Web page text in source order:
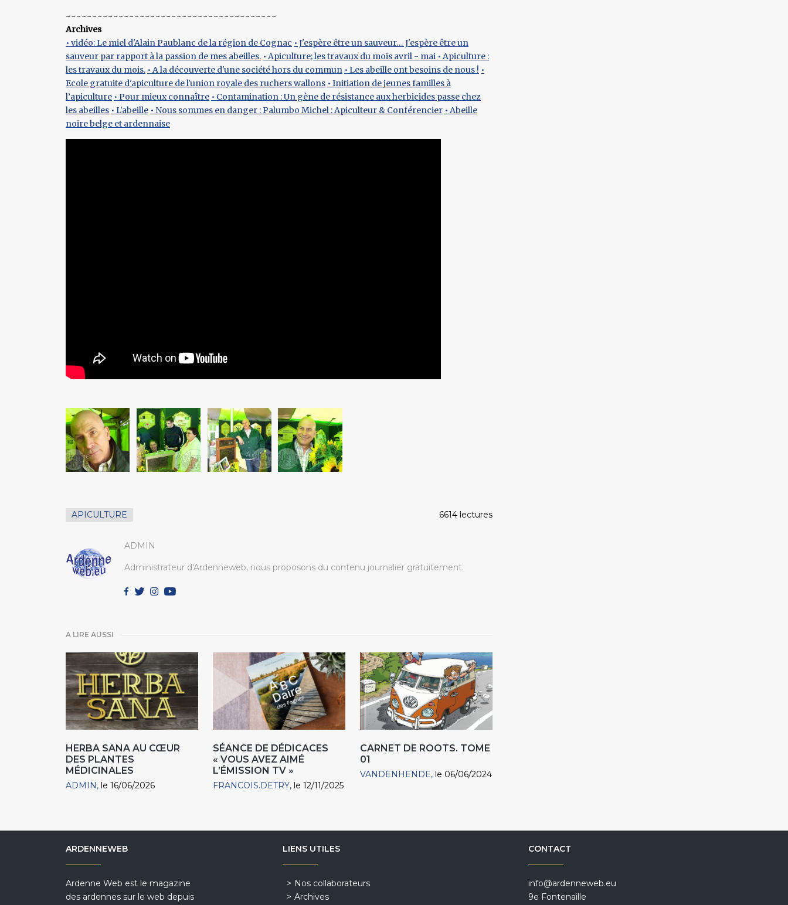
~~~~~~~~~~~~~~~~~~~~~~~~~~~~~~~~~~~~~~~~
Archives
• vidéo: Le miel d'Alain Paublanc de la région de Cognac • J'espère être un sauveur… J'espère être un
sauveur par rapport à la passion de mes abeilles. • Apiculture; les travaux du mois avril - mai • Apiculture :
les travaux du mois. • A la découverte d'une société hors du commun • Les abeille ont besoins de nous ! •
Ecole gratuite d'apiculture de l'union royale des ruchers wallons • Initiation de jeunes familles à
l’apiculture • Pour mieux connaître • Contamination : Un gène de résistance aux herbicides passe chez
les abeilles • L'abeille • Nous sommes en danger : Palumbo Michel : Apiculteur & Conférencier • Abeille
noire belge et ardennaise
APICULTURE 6614 lectures
ADMIN
Administrateur d'Ardenneweb, nous proposons du contenu journalier gratuitement.
A LIRE AUSSI
HERBA SANA AU CŒUR
DES PLANTES
MÉDICINALES
ADMIN le 16/06/2026
SÉANCE DE DÉDICACES
« VOUS AVEZ AIMÉ
L’ÉMISSION TV »
FRANCOIS.DETRY le 12/11/2025
CARNET DE ROOTS. TOME
01
VANDENHENDE le 06/06/2024
ARDENNEWEB
Ardenne Web est le magazine
des ardennes sur le web depuis
LIENS UTILES
Nos collaborateurs
Archives
CONTACT
info@ardenneweb.eu
9e Fontenaille